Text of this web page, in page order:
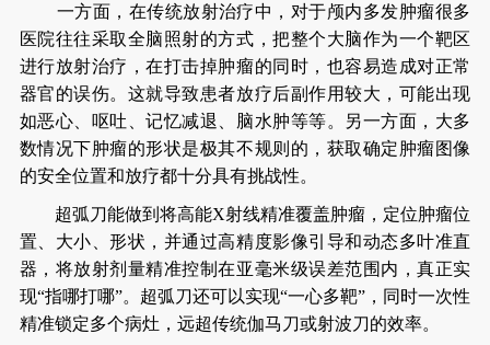
一方面，在传统放射治疗中，对于颅内多发肿瘤很多
医院往往采取全脑照射的方式，把整个大脑作为一个靶区
进行放射治疗，在打击掉肿瘤的同时，也容易造成对正常
器官的误伤。这就导致患者放疗后副作用较大，可能出现
如恶心、呕吐、记忆减退、脑水肿等等。另一方面，大多
数情况下肿瘤的形状是极其不规则的，获取确定肿瘤图像
的安全位置和放疗都十分具有挑战性。
超弧刀能做到将高能X射线精准覆盖肿瘤，定位肿瘤位
置、大小、形状，并通过高精度影像引导和动态多叶准直
器，将放射剂量精准控制在亚毫米级误差范围内，真正实
现“指哪打哪”。超弧刀还可以实现“一心多靶”，同时一次性
精准锁定多个病灶，远超传统伽马刀或射波刀的效率。